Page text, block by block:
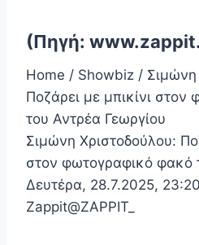
(Πηγή:
Home / Showbiz / Σιμώνη
Ποζάρει με μπικίνι
του Αντρέα Γεωργίου
Σιμώνη Χριστοδούλου:
στον φωτογραφικό φακό
Δευτέρα, 28.7.2025, 23:20
Zappit@ZAPPIT_